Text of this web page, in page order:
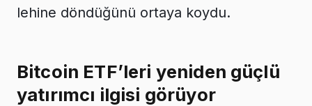
lehine döndüğünü ortaya koydu.
Bitcoin ETF’leri yeniden güçlü
yatırımcı ilgisi görüyor